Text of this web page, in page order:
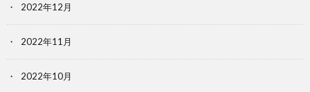
2022年12月
2022年11月
2022年10月